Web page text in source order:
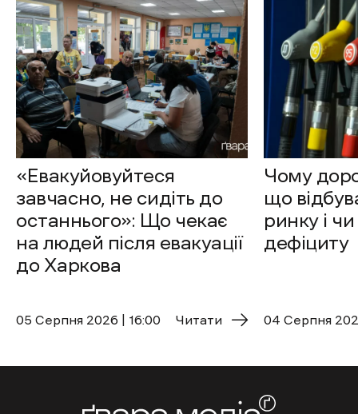
«Евакуйовуйтеся
завчасно, не сидіть до
останнього»: Що чекає
на людей після евакуації
до Харкова
05 Cерпня 2026 | 16:00 Читати
Чому
що
ринку і
дефіциту
04 Cерпня